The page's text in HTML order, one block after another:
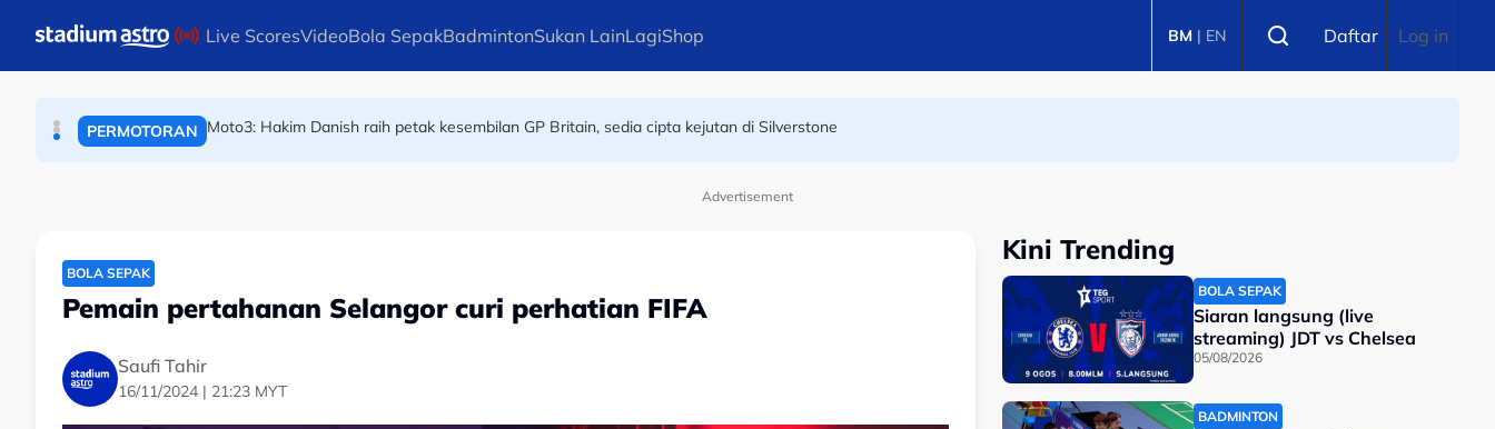
Live ScoresVideoBola SepakBadmintonSukan LainLagiShop BM | EN Daftar Log in
SUKAN AIR
PERMOTORAN Moto3: Hakim Danish raih petak kesembilan GP Britain, sedia cipta kejutan di Silverstone
Advertisement
BOLA SEPAK
Pemain pertahanan Selangor curi perhatian FIFA
Saufi Tahir
16/11/2024 | 21:23 MYT
Kini Trending
BOLA SEPAK
Siaran langsung (live
streaming) JDT vs Chelsea
05/08/2026
BADMINTON